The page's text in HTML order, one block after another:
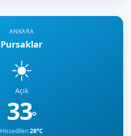
ANKARA
Pursaklar
☀️
Açık
33°
Hissedilen28°C